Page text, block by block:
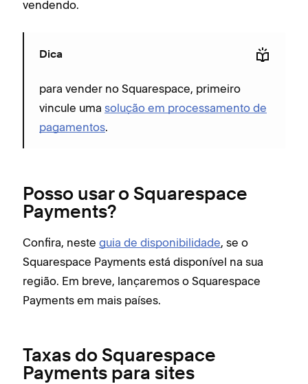
vendendo.
Dica
para vender no Squarespace, primeiro
vincule uma solução em processamento de
pagamentos.
Posso usar o Squarespace
Payments?
Confira, neste guia de disponibilidade, se o
Squarespace Payments está disponível na sua
região. Em breve, lançaremos o Squarespace
Payments em mais países.
Taxas do Squarespace
Payments para sites